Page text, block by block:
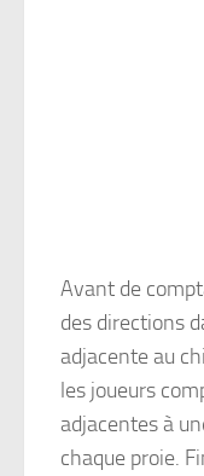
Avant de
des directions
adjacente au
les joueurs
adjacentes à
chaque proie.